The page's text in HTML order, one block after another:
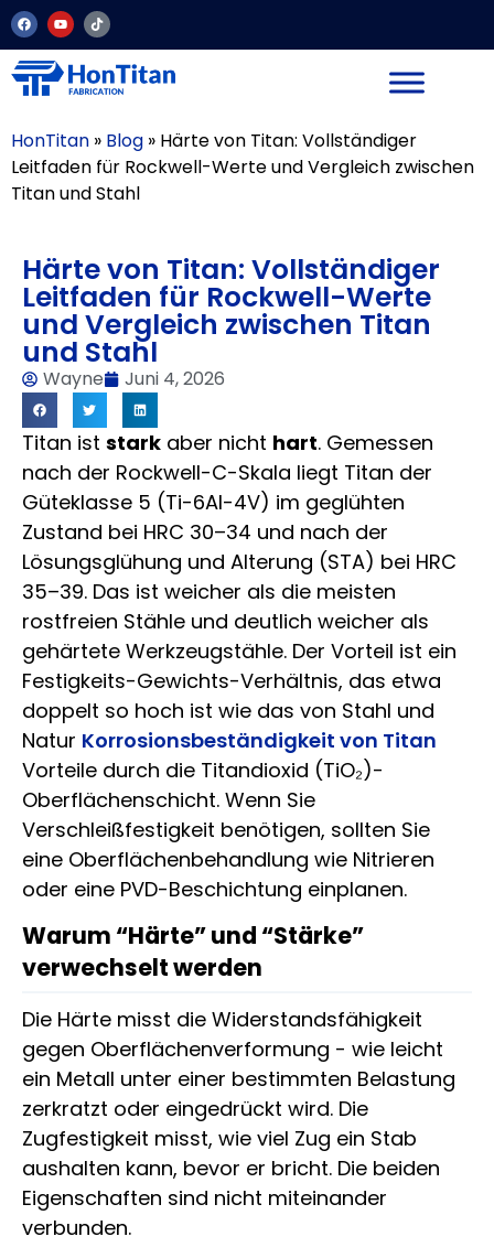
HonTitan » Blog » Härte von Titan: Vollständiger
Leitfaden für Rockwell-Werte und Vergleich zwischen
Titan und Stahl
Härte von Titan: Vollständiger
Leitfaden für Rockwell-Werte
und Vergleich zwischen Titan
und Stahl
Wayne Juni 4, 2026
Titan ist stark aber nicht hart. Gemessen
nach der Rockwell-C-Skala liegt Titan der
Güteklasse 5 (Ti-6Al-4V) im geglühten
Zustand bei HRC 30–34 und nach der
Lösungsglühung und Alterung (STA) bei HRC
35–39. Das ist weicher als die meisten
rostfreien Stähle und deutlich weicher als
gehärtete Werkzeugstähle. Der Vorteil ist ein
Festigkeits-Gewichts-Verhältnis, das etwa
doppelt so hoch ist wie das von Stahl und
Natur Korrosionsbeständigkeit von Titan
Vorteile durch die Titandioxid (TiO₂)-
Oberflächenschicht. Wenn Sie
Verschleißfestigkeit benötigen, sollten Sie
eine Oberflächenbehandlung wie Nitrieren
oder eine PVD-Beschichtung einplanen.
Warum “Härte” und “Stärke”
verwechselt werden
Die Härte misst die Widerstandsfähigkeit
gegen Oberflächenverformung - wie leicht
ein Metall unter einer bestimmten Belastung
zerkratzt oder eingedrückt wird. Die
Zugfestigkeit misst, wie viel Zug ein Stab
aushalten kann, bevor er bricht. Die beiden
Eigenschaften sind nicht miteinander
verbunden.